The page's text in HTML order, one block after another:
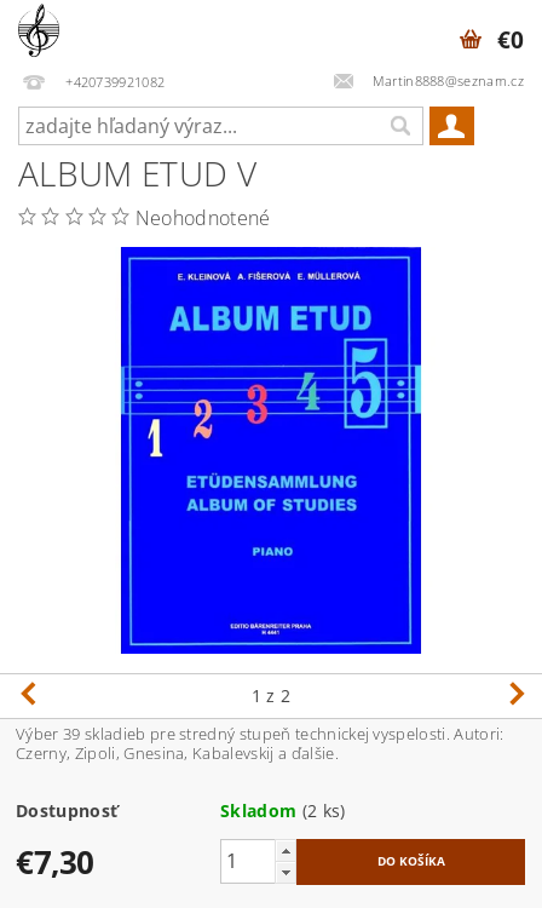
+420739921082 Martin8888@seznam.cz
€0
ALBUM ETUD V
Neohodnotené
1 z 2
Výber 39 skladieb pre stredný stupeň technickej vyspelosti. Autori:
Czerny, Zipoli, Gnesina, Kabalevskij a ďalšie.
Dostupnosť Skladom (2 ks)
€7,30